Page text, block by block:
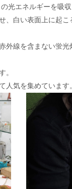
光エネルギーを吸収
、白い表面上に起
外線を含まない蛍
。
人気を集めています